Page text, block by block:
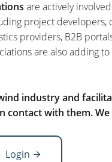
are actively
project
providers, B2B
are also adding
industry and
contact with them.
Login